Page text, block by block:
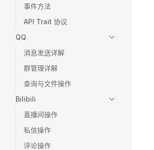
事件方法
API Trait 协议
QQ
消息发送详解
群管理详解
查询与文件操作
Bilibili
直播间操作
私信操作
评论操作